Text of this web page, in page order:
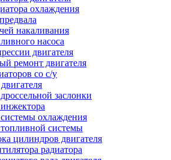
охлаждения
накаливания
насоса
двигателя
ремонт двигателя
со с/у
заслонки
охлаждения
системы
цилиндров двигателя
радиатора